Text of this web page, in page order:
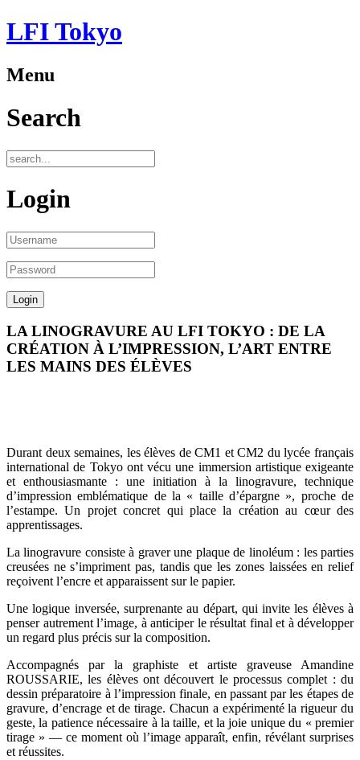
LFI Tokyo
Menu
Search
Login
LA LINOGRAVURE AU LFI TOKYO : DE LA
CRÉATION À L’IMPRESSION, L’ART ENTRE
LES MAINS DES ÉLÈVES
Durant deux semaines, les élèves de CM1 et CM2 du lycée français
international de Tokyo ont vécu une immersion artistique exigeante
et enthousiasmante : une initiation à la linogravure, technique
d’impression emblématique de la « taille d’épargne », proche de
l’estampe. Un projet concret qui place la création au cœur des
apprentissages.
La linogravure consiste à graver une plaque de linoléum : les parties
creusées ne s’impriment pas, tandis que les zones laissées en relief
reçoivent l’encre et apparaissent sur le papier.
Une logique inversée, surprenante au départ, qui invite les élèves à
penser autrement l’image, à anticiper le résultat final et à développer
un regard plus précis sur la composition.
Accompagnés par la graphiste et artiste graveuse Amandine
ROUSSARIE, les élèves ont découvert le processus complet : du
dessin préparatoire à l’impression finale, en passant par les étapes de
gravure, d’encrage et de tirage. Chacun a expérimenté la rigueur du
geste, la patience nécessaire à la taille, et la joie unique du « premier
tirage » — ce moment où l’image apparaît, enfin, révélant surprises
et réussites.